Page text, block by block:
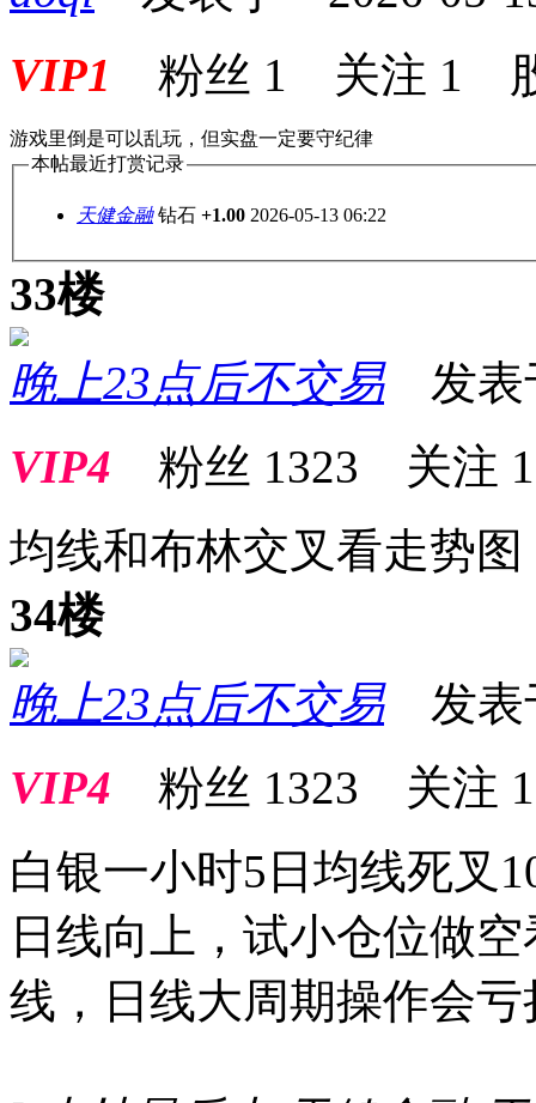
VIP1 粉丝 1 关注 1
游戏里倒是可以乱玩，但实盘一定要守纪律
本帖最近打赏记录
天健金融 钻石 +1.00 2026-05-13 06:22
33楼
晚上23点后不交易发表
VIP4 粉丝 1323 关注
均线和布林交叉看走势图
34楼
晚上23点后不交易发表
VIP4 粉丝 1323 关注
白银一小时5日均线死叉
日线向上，试小仓位做
线，日线大周期操作会